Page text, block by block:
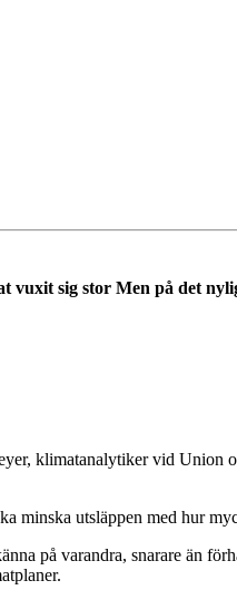
sig stor Men på det
klimatanalytiker vid Union
minska utsläppen med hur
på varandra, snarare än